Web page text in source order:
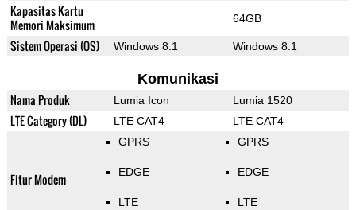
Kapasitas Kartu
Memori Maksimum
64GB
Sistem Operasi (OS) Windows 8.1 Windows 8.1
Komunikasi
Nama Produk Lumia Icon Lumia 1520
LTE Category (DL) LTE CAT4 LTE CAT4
Fitur Modem
GPRS
EDGE
LTE
GPRS
EDGE
LTE